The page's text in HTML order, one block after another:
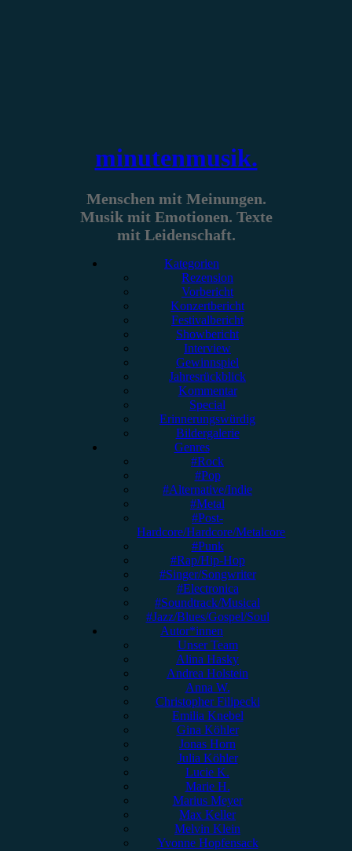
minutenmusik.
Menschen mit Meinungen.
Musik mit Emotionen. Texte
mit Leidenschaft.
Kategorien
Rezension
Vorbericht
Konzertbericht
Festivalbericht
Showbericht
Interview
Gewinnspiel
Jahresrückblick
Kommentar
Special
Erinnerungswürdig
Bildergalerie
Genres
#Rock
#Pop
#Alternative/Indie
#Metal
#Post-
Hardcore/Hardcore/Metalcore
#Punk
#Rap/Hip-Hop
#Singer/Songwriter
#Electronica
#Soundtrack/Musical
#Jazz/Blues/Gospel/Soul
Autor*innen
Unser Team
Alina Hasky
Andrea Holstein
Anna W.
Christopher Filipecki
Emilia Knebel
Gina Köhler
Jonas Horn
Julia Köhler
Lucie K.
Marie H.
Marius Meyer
Max Keller
Melvin Klein
Yvonne Hopfensack